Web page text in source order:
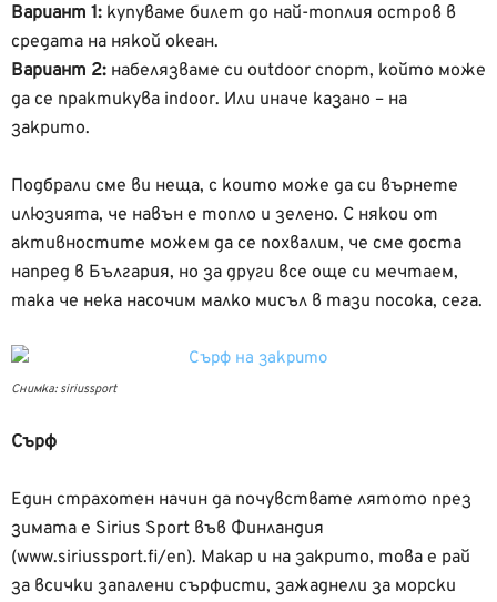
Вариант 1: купуваме билет до най-топлия остров в
средата на някой океан.
Вариант 2: набелязваме си outdoor спорт, който може
да се практикува indoor. Или иначе казано – на
закрито.
Подбрали сме ви неща, с които може да си върнете
илюзията, че навън е топло и зелено. С някои от
активностите можем да се похвалим, че сме доста
напред в България, но за други все още си мечтаeм,
така че нека насочим малко мисъл в тази посока, сега.
Снимка: siriussport
Сърф
Един страхотен начин да почувствате лятото през
зимата е Sirius Sport във Финландия
(www.siriussport.fi/en). Макар и на закрито, това е рай
за всички запалени сърфисти, зажаднели за морски